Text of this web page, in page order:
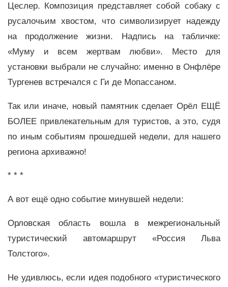
Цеслер. Композиция представляет собой собаку с
русалочьим хвостом, что символизирует надежду
на продолжение жизни. Надпись на табличке:
«Муму и всем жертвам любви». Место для
установки выбрали не случайно: именно в Онфлёре
Тургенев встречался с Ги де Мопассаном.
Так или иначе, новый памятник сделает Орёл ЕЩЁ
БОЛЕЕ привлекательным для туристов, а это, судя
по иным событиям прошедшей недели, для нашего
региона архиважно!
* * *
А вот ещё одно событие минувшей недели:
Орловская область вошла в межрегиональный
туристический автомаршрут «Россия Льва
Толстого».
Не удивлюсь, если идея подобного «туристического